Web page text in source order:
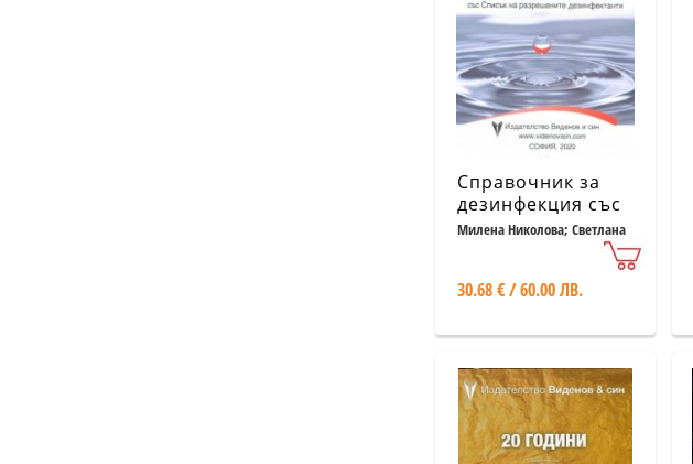
Справочник за
дезинфекция със
Списък на
Милена Николова; Светлана
30.68 € / 60.00 ЛВ.